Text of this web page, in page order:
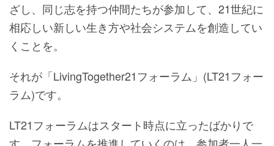
ざし、同じ志を持つ仲間たちが参加して、21世紀に
相応しい新しい生き方や社会システムを創造してい
くことを。
それが「LivingTogether21フォーラム」(LT21フォー
ラム)です。
LT21フォーラムはスタート時点に立ったばかりで